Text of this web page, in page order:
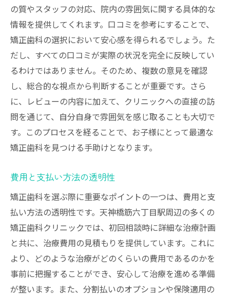
患者からの高評価を受ける医院の実績
継続的な治療を提供するクリニック
地域イベントへの参加でコミュニティに貢
献
未来を見据えた治療方針の医院
小児矯正のための矯正歯科選びのポイント
お子様が安心して通える環境作り
親身なカウンセリングとサポート体制
発育段階に応じた柔軟な治療計画
矯正治療の進捗を親に定期的に報告
信頼関係を築くためのコミュニケーション
お子様の健康を守る矯正歯科の選び方ガイド
専門医選びのための基本チェックリスト
カウンセリングで確認すべきポイント
治療費用の明確な説明を求める
長期的視点での治療計画の提案
の質やスタッフの対応、院内の雰囲気に関する具体的な
情報を提供してくれます。口コミを参考にすることで、
矯正歯科の選択において安心感を得られるでしょう。た
だし、すべての口コミが実際の状況を完全に反映してい
るわけではありません。そのため、複数の意見を確認
し、総合的な視点から判断することが重要です。さら
に、レビューの内容に加えて、クリニックへの直接の訪
問を通じて、自分自身で雰囲気を感じ取ることも大切で
す。このプロセスを経ることで、お子様にとって最適な
矯正歯科を見つける手助けとなります。
費用と支払い方法の透明性
矯正歯科を選ぶ際に重要なポイントの一つは、費用と支
払い方法の透明性です。天神橋筋六丁目駅周辺の多くの
矯正歯科クリニックでは、初回相談時に詳細な治療計画
と共に、治療費用の見積もりを提供しています。これに
より、どのような治療がどのくらいの費用であるのかを
事前に把握することができ、安心して治療を進める準備
が整います。また、分割払いのオプションや保険適用の